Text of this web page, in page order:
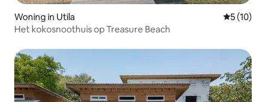
Woning in Utila
5 (10)
Het kokosnoothuis op Treasure Beach